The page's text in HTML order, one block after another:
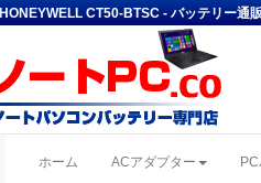
HONEYWELL CT50-BTSC - バッテリー通
ホーム (current)ACアダプター